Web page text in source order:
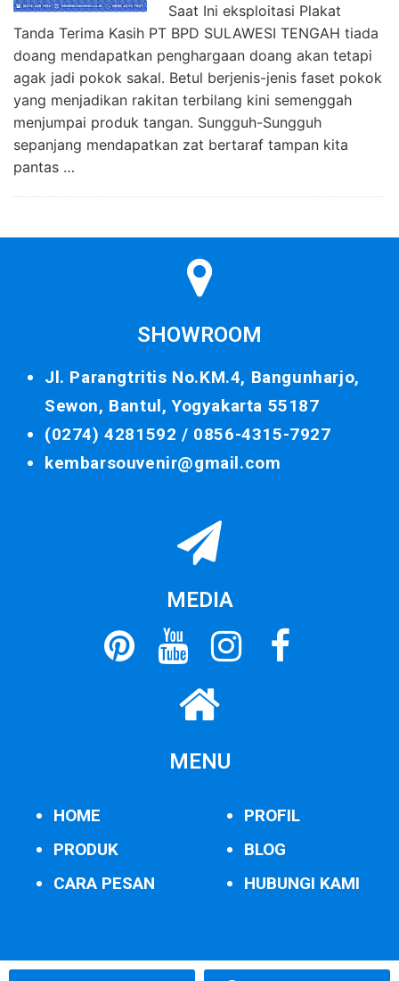
Saat Ini eksploitasi Plakat
Tanda Terima Kasih PT BPD SULAWESI TENGAH tiada
doang mendapatkan penghargaan doang akan tetapi
agak jadi pokok sakal. Betul berjenis-jenis faset pokok
yang menjadikan rakitan terbilang kini semenggah
menjumpai produk tangan. Sungguh-Sungguh
sepanjang mendapatkan zat bertaraf tampan kita
pantas …
SHOWROOM
Jl. Parangtritis No.KM.4, Bangunharjo,
Sewon, Bantul, Yogyakarta 55187
(0274) 4281592 / 0856-4315-7927
kembarsouvenir@gmail.com
MEDIA
MENU
HOME
PRODUK
CARA PESAN
PROFIL
BLOG
HUBUNGI KAMI